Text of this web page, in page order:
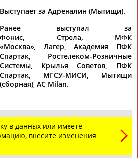
АБАКУМОВА
АБАЛАКИНА
Рамазан
АБАЧАРАЕВ
Ростом
Акжана
Артур
АБДРАХМАНОВ
Выступает за Адреналин (Мытищи).
Ранее выступал за
Фонис, Стрела, МФК
«Москва», Лагер, Академия ПФК
Спартак, Ростелеком-Розничные
Системы, Крылья Советов, ПФК
Спартак, МГСУ-МИСИ, Мытищи
(сборная), AC Milan.
в данных или имеете
внесите изменения